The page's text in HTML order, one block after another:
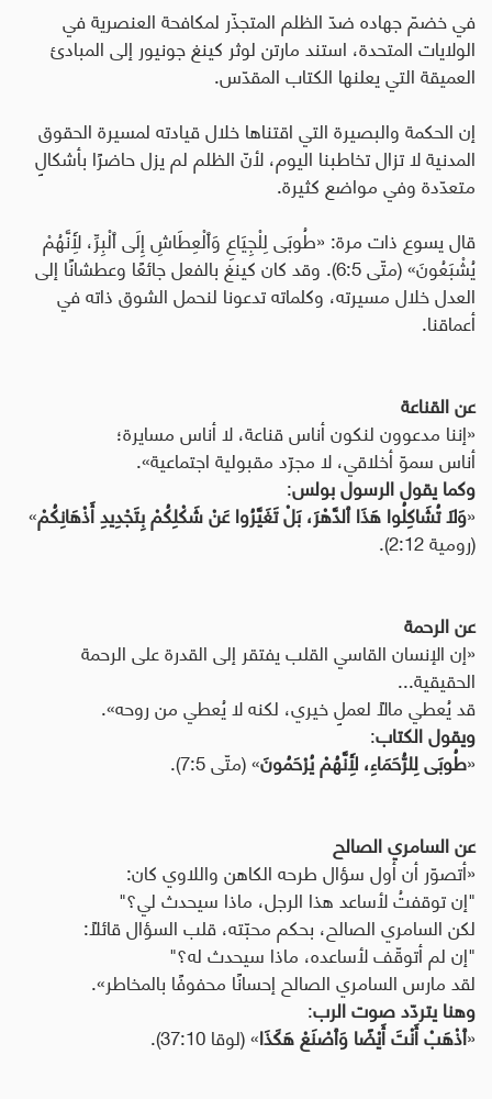
في خضمّ جهاده ضدّ الظلم المتجذّر لمكافحة العنصرية في
الولايات المتحدة، استند مارتن لوثر كينغ جونيور إلى المبادئ
العميقة التي يعلنها الكتاب المقدّس.
إن الحكمة والبصيرة التي اقتناها خلال قيادته لمسيرة الحقوق
المدنية لا تزال تخاطبنا اليوم، لأنّ الظلم لم يزل حاضرًا بأشكالٍ
متعدّدة وفي مواضع كثيرة.
قال يسوع ذات مرة: «طُوبَى لِلْجِيَاعِ وَٱلْعِطَاشِ إِلَى ٱلْبِرِّ، لِأَنَّهُمْ
يُشْبَعُونَ» (متّى 6:5). وقد كان كينغ بالفعل جائعًا وعطشانًا إلى
العدل خلال مسيرته، وكلماته تدعونا لنحمل الشوق ذاته في
أعماقنا.
عن القناعة
«إننا مدعوون لنكون أناس قناعة، لا أناس مسايرة؛
أناس سموّ أخلاقي، لا مجرّد مقبولية اجتماعية».
وكما يقول الرسول بولس:
«وَلَا تُشَاكِلُوا هَذَا ٱلدَّهْرَ، بَلْ تَغَيَّرُوا عَنْ شَكْلِكُمْ بِتَجْدِيدِ أَذْهَانِكُمْ»
(رومية 2:12).
عن الرحمة
«إن الإنسان القاسي القلب يفتقر إلى القدرة على الرحمة
الحقيقية...
قد يُعطي مالًا لعملٍ خيري، لكنه لا يُعطي من روحه».
ويقول الكتاب:
«طُوبَى لِلرُّحَمَاءِ، لِأَنَّهُمْ يُرْحَمُونَ» (متّى 7:5).
عن السامري الصالح
«أتصوّر أن أول سؤال طرحه الكاهن واللاوي كان:
"إن توقفتُ لأساعد هذا الرجل، ماذا سيحدث لي؟"
لكن السامري الصالح، بحكم محبّته، قلب السؤال قائلًا:
"إن لم أتوقّف لأساعده، ماذا سيحدث له؟"
لقد مارس السامري الصالح إحسانًا محفوفًا بالمخاطر».
وهنا يتردّد صوت الرب:
«ٱذْهَبْ أَنْتَ أَيْضًا وَٱصْنَعْ هَكَذَا» (لوقا 37:10).